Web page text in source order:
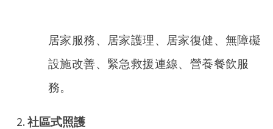
居家服務、居家護理、居家復健、無障礙
設施改善、緊急救援連線、營養餐飲服
務。
社區式照護